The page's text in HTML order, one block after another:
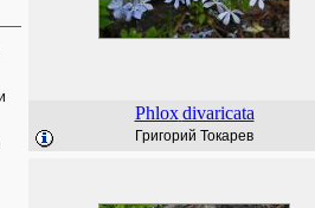
Phlox divaricata
Григорий Токарев